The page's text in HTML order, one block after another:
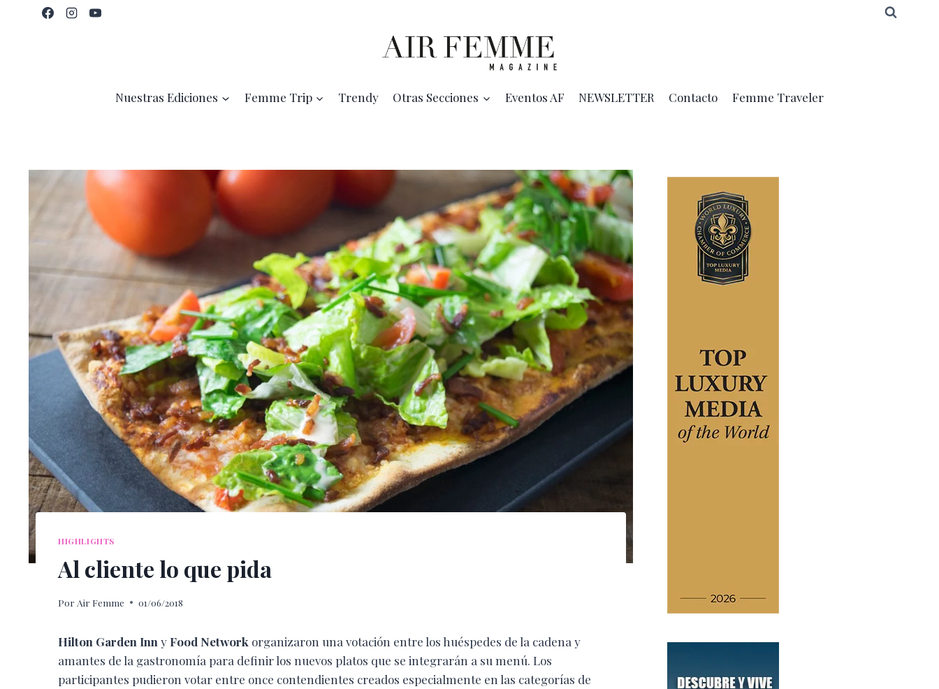
Nuestras Ediciones Femme Trip Trendy Otras Secciones Eventos AF NEWSLETTER Contacto Femme Traveler
HIGHLIGHTS
Al cliente lo que pida
Por Air Femme 01/06/2018
Hilton Garden Inn y Food Network organizaron una votación entre los huéspedes de la cadena y
amantes de la gastronomía para definir los nuevos platos que se integrarán a su menú. Los
participantes pudieron votar entre once contendientes creados especialmente en las categorías de